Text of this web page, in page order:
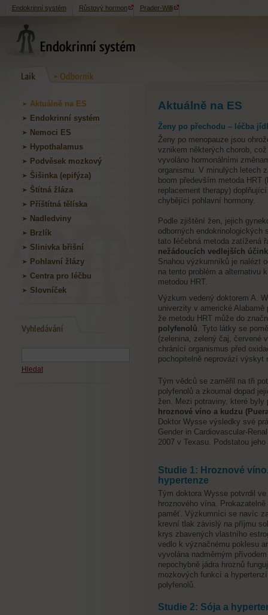
Endokrinní systém Růstový hormon Prader-Willi
Aktuálně na ES
Endokrinní systém
Nemoci ES
Hypothalamus
Podvěsek mozkový
Šišinka (epifýza)
Štítná žláza
Příštítná tělíska
Nadledviny
Brzlík
Slinivka břišní
Pohlavní žlázy
Centra pro léčbu
Slovníček
Hledat
Aktuálně na ES
Ženy po přechodu – léčba
Ženy po menopauze jsou
vznikem některých chorob, což
vyvoláno hormonálními
organismu. V minulých letech
boom především metoda HRT
replacement therapy)
chybějící pohlavní hormony.
Podle zjištění žen, jejich
odborných endokrinologických
tato éčebná metoda zatížená
nežádoucích vedlejších
Snahou výzkumníků je nalézt
na tento problém a alternativu
metodou HRT.
Výzkum vedený doktorem A.
univerzity v americké Alabamě
že metodu HRT může do
polyfenolů. Tyto látky se
(zelenina, zelený čaj, červené
chránící organismus před
pochopitelně neprovází výskyt
Tým vědců se zaměřil na tři
polyfenolů a zkoumal dopad
žen. Mezi potraviny, které
hroznové víno a kudzu
Doktor Wysse výsledky své
Gender in Cardiovascular-
2007 v Texasu. Podstatou
Studie 1: Hroznové
hypertenze
Tým doktora Wysse potvrdil
hroznového vína.
paměť. Výzkumníci se navíc
krevní tlak závislý na příjmu
krys zbavených vlastního
vedlo k význačnému poklesu
vyvolána nadměrným
nepochybně jádra hroznů
mozkových funkcí a
polyfenolů.
Studie 2: Sója a